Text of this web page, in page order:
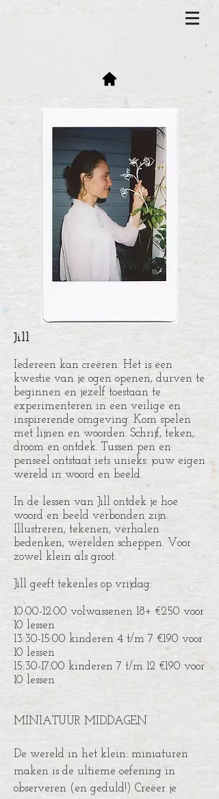
Jill
Iedereen kan creëren. Het is een
kwestie van je ogen openen, durven te
beginnen en jezelf toestaan te
experimenteren in een veilige en
inspirerende omgeving. Kom spelen
met lijnen en woorden. Schrijf, teken,
droom en ontdek. Tussen pen en
penseel ontstaat iets unieks: jouw eigen
wereld in woord en beeld.
In de lessen van Jill ontdek je hoe
woord en beeld verbonden zijn.
Illustreren, tekenen, verhalen
bedenken, werelden scheppen. Voor
zowel klein als groot.
Jill geeft tekenles op vrijdag:
10:00-12:00 volwassenen 18+ €250 voor
10 lessen
13:30-15:00 kinderen 4 t/m 7 €190 voor
10 lessen
15:30-17:00 kinderen 7 t/m 12 €190 voor
10 lessen
MINIATUUR MIDDAGEN
De wereld in het klein: miniaturen
maken is de ultieme oefening in
observeren (en geduld!) Creëer je